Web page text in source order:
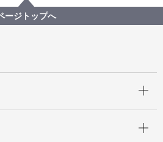
【公募型指名競争入札】令和4年度横
チェック業務委託
ージトップへ